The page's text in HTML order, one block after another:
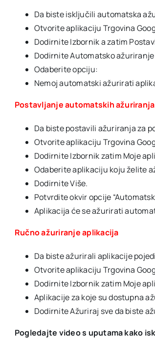
Da biste isključili automatska
Otvorite aplikaciju Trgovina
Dodirnite Izbornik a zatim
Dodirnite Automatsko
Odaberite opciju:
Nemoj automatski ažurirati
Postavljanje automatskih
Da biste postavili ažuriranja za
Otvorite aplikaciju Trgovina
Dodirnite Izbornik zatim Moje
Odaberite aplikaciju koju želite
Dodirnite Više.
Potvrdite okvir opcije
Aplikacija će se ažurirati
Ručno ažuriranje aplikacija
Da biste ažurirali aplikacije
Otvorite aplikaciju Trgovina
Dodirnite Izbornik zatim Moje
Aplikacije za koje su dostupna
Dodirnite Ažuriraj sve da biste
Pogledajte video s uputama kako